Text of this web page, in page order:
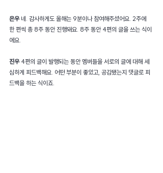
은우 네. 감사하게도 올해는 9분이나 참여해주셨어요. 2주에
한 편씩 총 8주 동안 진행돼요. 8주 동안 4편의 글을 쓰는 식이
에요.
진우 4편의 글이 발행되는 동안 멤버들을 서로의 글에 대해 세
심하게 피드백해요. 어떤 부분이 좋았고, 공감됐는지 댓글로 피
드백을 하는 식이죠.